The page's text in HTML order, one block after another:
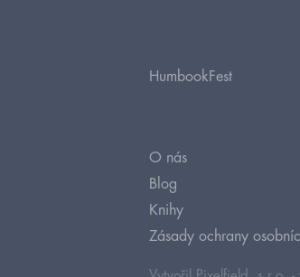
HumbookFest
O nás
Blog
Knihy
Zásady ochrany